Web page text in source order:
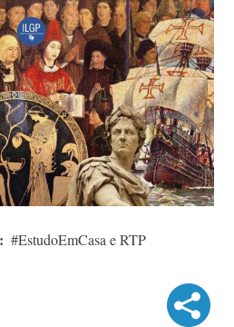
#EstudoEmCasa e RTP